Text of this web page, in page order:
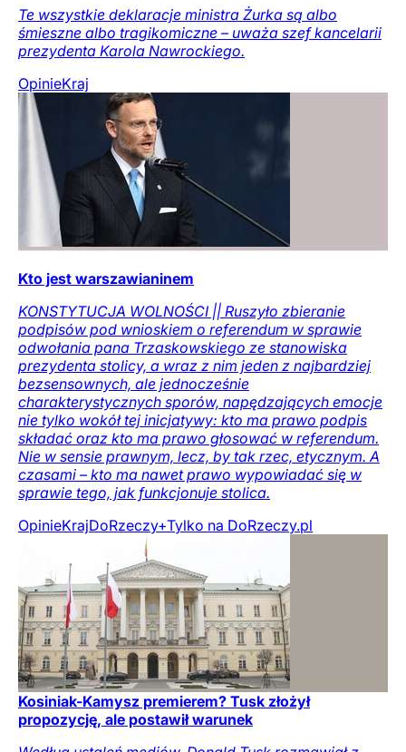
Te wszystkie deklaracje ministra Żurka są albo
śmieszne albo tragikomiczne – uważa szef kancelarii
prezydenta Karola Nawrockiego.
OpinieKraj
Kto jest warszawianinem
KONSTYTUCJA WOLNOŚCI || Ruszyło zbieranie
podpisów pod wnioskiem o referendum w sprawie
odwołania pana Trzaskowskiego ze stanowiska
prezydenta stolicy, a wraz z nim jeden z najbardziej
bezsensownych, ale jednocześnie
charakterystycznych sporów, napędzających emocje
nie tylko wokół tej inicjatywy: kto ma prawo podpis
składać oraz kto ma prawo głosować w referendum.
Nie w sensie prawnym, lecz, by tak rzec, etycznym. A
czasami – kto ma nawet prawo wypowiadać się w
sprawie tego, jak funkcjonuje stolica.
OpinieKrajDoRzeczy+Tylko na DoRzeczy.pl
Kosiniak-Kamysz premierem? Tusk złożył
propozycję, ale postawił warunek